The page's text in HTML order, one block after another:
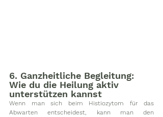
6. Ganzheitliche Begleitung:
Wie du die Heilung aktiv
unterstützen kannst
Wenn man sich beim Histiozytom für das
Abwarten entscheidest, kann man den